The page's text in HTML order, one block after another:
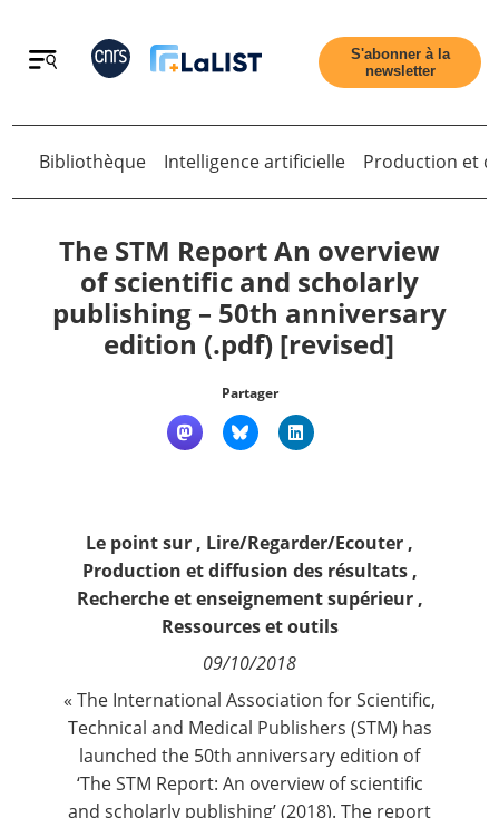
Retour
Accueil
Qui sommes nous ?
Nous suivre
S'abonner à la
newsletter
Retour
Bibliothèque Intelligence artificielle Production et
The STM Report An overview
of scientific and scholarly
publishing – 50th anniversary
edition (.pdf) [revised]
Partager
Le point sur , Lire/Regarder/Ecouter ,
Production et diffusion des résultats,
Recherche et enseignement supérieur,
Ressources et outils
09/10/2018
« The International Association for Scientific,
Technical and Medical Publishers (STM) has
launched the 50th anniversary edition of
‘The STM Report: An overview of scientific
and scholarly publishing’ (2018). The report